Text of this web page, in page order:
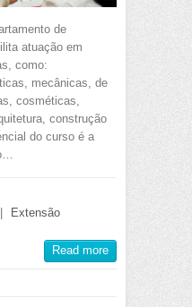
de
atuação em
como:
mecânicas, de
cosméticas,
construção
do curso é a
Extensão
Read more